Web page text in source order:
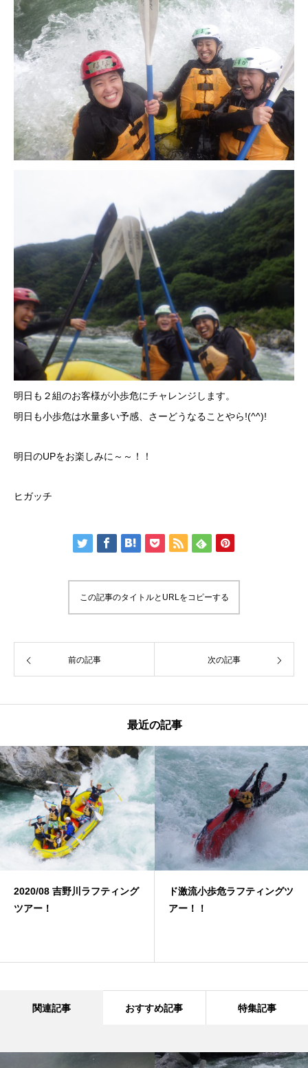
明日も２組のお客様が小歩危にチャレンジします。
明日も小歩危は水量多い予感、さーどうなることやら!(^^)!
明日のUPをお楽しみに～～！！
ヒガッチ
この記事のタイトルとURLをコピーする
前の記事 次の記事
最近の記事
2020/08 吉野川ラフティング
ツアー！
ド激流小歩危ラフティングツ
アー！！
関連記事 おすすめ記事 特集記事